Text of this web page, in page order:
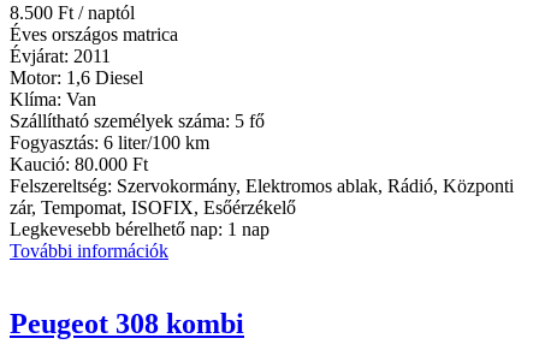
8.500 Ft / naptól
Éves országos matrica
Évjárat: 2011
Motor: 1,6 Diesel
Klíma: Van
Szállítható személyek száma: 5 fő
Fogyasztás: 6 liter/100 km
Kaució: 80.000 Ft
Felszereltség: Szervokormány, Elektromos ablak, Rádió, Központi
zár, Tempomat, ISOFIX, Esőérzékelő
Legkevesebb bérelhető nap: 1 nap
További információk
Peugeot 308 kombi